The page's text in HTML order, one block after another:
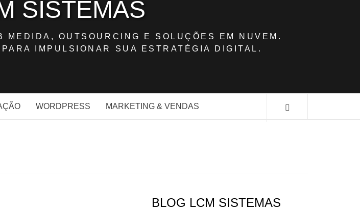
SISTEMAS
MEDIDA, OUTSOURCING E SOLUÇÕES EM NUVEM.
IMPULSIONAR SUA ESTRATÉGIA DIGITAL.
WORDPRESS MARKETING & VENDAS
BLOG LCM SISTEMAS